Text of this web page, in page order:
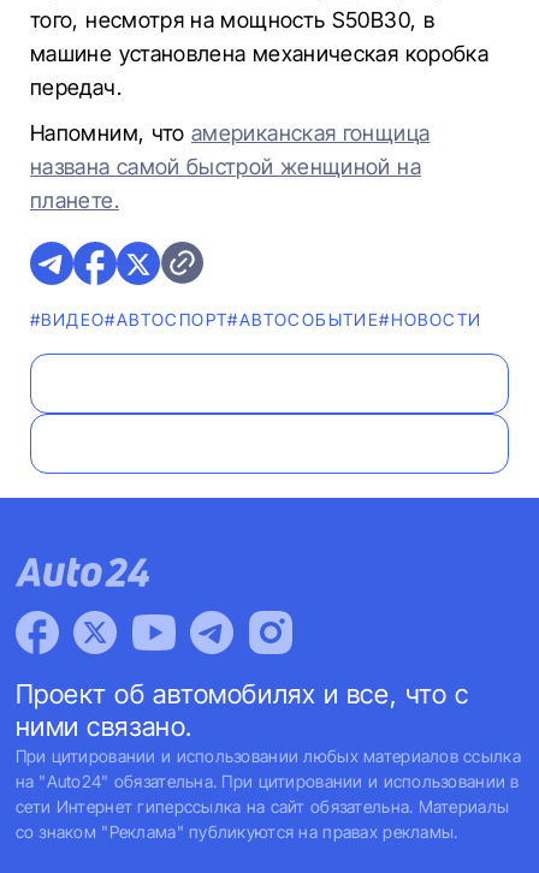
того, несмотря на мощность S50B30, в
машине установлена ​​механическая коробка
передач.
Напомним, чтоамериканская гонщица
названа самой быстрой женщиной на
планете.
#ВИДЕО#АВТОСПОРТ#АВТОСОБЫТИЕ#НОВОСТИ
Проект об автомобилях и все, что с
ними связано.
При цитировании и использовании любых материалов ссылка
на "Auto24" обязательна. При цитировании и использовании в
сети Интернет гиперссылка на сайт обязательна. Материалы
со знаком "Реклама" публикуются на правах рекламы.